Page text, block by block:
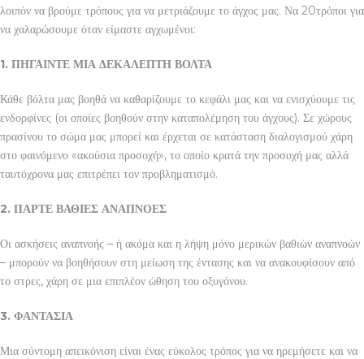
λοιπόν να βρούμε τρόπους για να μετριάζουμε το άγχος μας. Να 20τρόποι για
να χαλαρώσουμε όταν είμαστε αγχωμένοι:
1. ΠΗΓΑΙΝΤΕ ΜΙΑ ΔΕΚΑΛΕΠΤΗ ΒΟΛΤΑ
Κάθε βόλτα μας βοηθά να καθαρίζουμε το κεφάλι μας και να ενισχύουμε τις
ενδορφίνες (οι οποίες βοηθούν στην καταπολέμηση του άγχους). Σε χώρους
πρασίνου το σώμα μας μπορεί και έρχεται σε κατάσταση διαλογισμού χάρη
στο φαινόμενο «ακούσια προσοχή», το οποίο κρατά την προσοχή μας αλλά
ταυτόχρονα μας επιτρέπει τον προβληματισμό.
2. ΠΑΡΤΕ ΒΑΘΙΕΣ ΑΝΑΠΝΟΕΣ
Οι ασκήσεις αναπνοής – ή ακόμα και η λήψη μόνο μερικών βαθιών αναπνοών
– μπορούν να βοηθήσουν στη μείωση της έντασης και να ανακουφίσουν από
το στρες, χάρη σε μια επιπλέον ώθηση του οξυγόνου.
3. ΦΑΝΤΑΣΙΑ
Μια σύντομη απεικόνιση είναι ένας εύκολος τρόπος για να ηρεμήσετε και να